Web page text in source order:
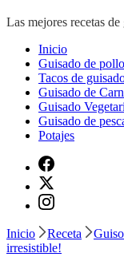
Las mejores recetas
Inicio
Guisado de pollo
Tacos de
Guisado de
Guisado
Guisado de
Potajes
Inicio Receta
irresistible!